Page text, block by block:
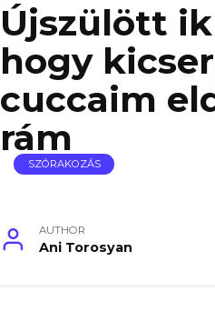
Újszülött
hogy
cuccaim
rám
SZÓRAKOZÁS
AUTHOR
Ani Torosyan